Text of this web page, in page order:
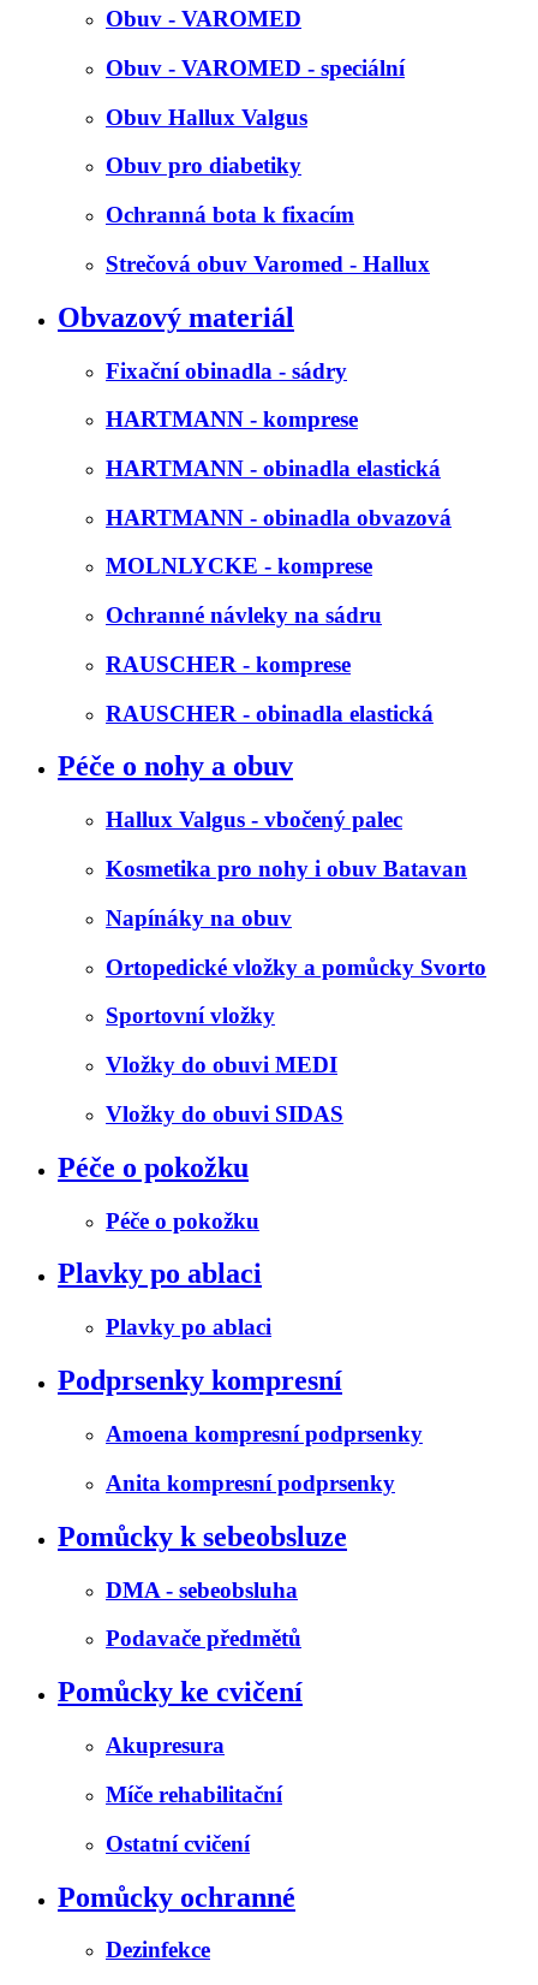
Obuv - VAROMED
Obuv - VAROMED - speciální
Obuv Hallux Valgus
Obuv pro diabetiky
Ochranná bota k fixacím
Strečová obuv Varomed - Hallux
Obvazový materiál
Fixační obinadla - sádry
HARTMANN - komprese
HARTMANN - obinadla elastická
HARTMANN - obinadla obvazová
MOLNLYCKE - komprese
Ochranné návleky na sádru
RAUSCHER - komprese
RAUSCHER - obinadla elastická
Péče o nohy a obuv
Hallux Valgus - vbočený palec
Kosmetika pro nohy i obuv Batavan
Napínáky na obuv
Ortopedické vložky a pomůcky Svorto
Sportovní vložky
Vložky do obuvi MEDI
Vložky do obuvi SIDAS
Péče o pokožku
Péče o pokožku
Plavky po ablaci
Plavky po ablaci
Podprsenky kompresní
Amoena kompresní podprsenky
Anita kompresní podprsenky
Pomůcky k sebeobsluze
DMA - sebeobsluha
Podavače předmětů
Pomůcky ke cvičení
Akupresura
Míče rehabilitační
Ostatní cvičení
Pomůcky ochranné
Dezinfekce